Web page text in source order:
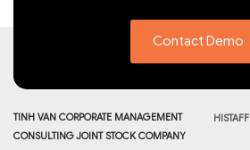
Contact Demo
TINH VAN CORPORATE MANAGEMENT
CONSULTING JOINT STOCK COMPANY
HISTAFF